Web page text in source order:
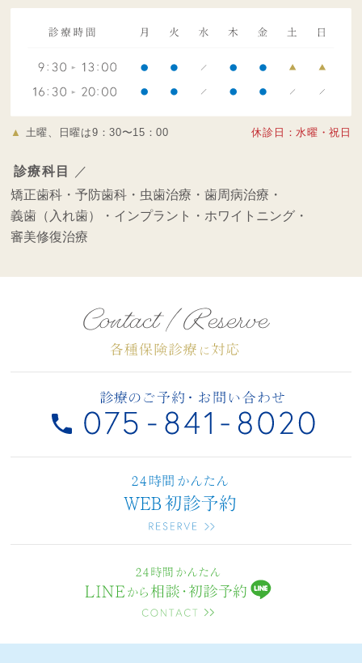
▲ 土曜、日曜は9：30〜15：00 休診日：水曜・祝日
診療科目
／
矯正歯科・予防歯科・ 虫歯治療・歯周病治療・
義歯（入れ歯）・ インプラント・ ホワイトニング・
審美修復治療